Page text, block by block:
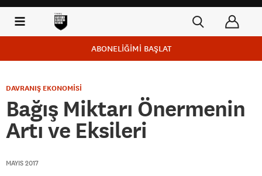
ABONELİĞİMİ BAŞLAT
DAVRANIŞ EKONOMİSİ
Bağış Miktarı Önermenin
Artı ve Eksileri
MAYIS 2017